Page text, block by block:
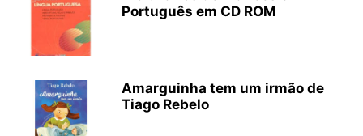
Português em CD ROM
Amarguinha tem um irmão de
Tiago Rebelo